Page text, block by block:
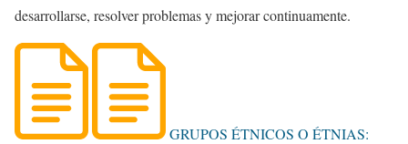
desarrollarse, resolver problemas y mejorar continuamente.
GRUPOS ÉTNICOS O ÉTNIAS: